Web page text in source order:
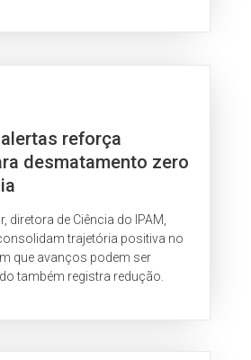
reforça
desmatamento zero
diretora de Ciência do IPAM,
trajetória positiva no
que avanços podem ser
também registra redução.